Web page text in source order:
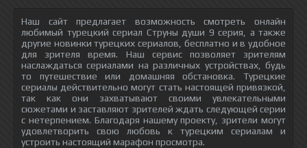
Наш сайт предлагает возможность смотреть онлайн
любимый турецкий сериал Струны души 9 серия, а также
другие новинки турецких сериалов, бесплатно и в удобное
для зрителя время. Наш сервис позволяет зрителям
наслаждаться сериалами на различных устройствах, будь
то путешествие или домашняя обстановка. Турецкие
сериалы действительно могут стать настоящей привязкой,
так как они захватывают своими увлекательными
сюжетами и заставляют зрителей ждать следующей серии
с нетерпением. Благодаря нашему проекту, зрители могут
удовлетворить свою любовь к турецким сериалам и
устроить настоящий марафон просмотра.